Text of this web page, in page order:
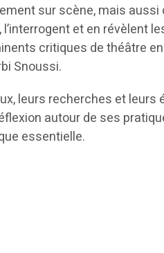
sur scène, mais aussi
et en révèlent
critiques de théâtre en
Snoussi.
leurs recherches et leurs
autour de ses
essentielle.